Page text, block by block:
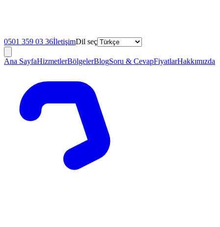
0501 359 03 36İletişimDil seç
Ana SayfaHizmetlerBölgelerBlogSoru & CevapFiyatlarHakkımızda